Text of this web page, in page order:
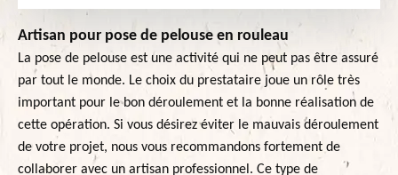
Artisan pour pose de pelouse en rouleau
La pose de pelouse est une activité qui ne peut pas être assuré
par tout le monde. Le choix du prestataire joue un rôle très
important pour le bon déroulement et la bonne réalisation de
cette opération. Si vous désirez éviter le mauvais déroulement
de votre projet, nous vous recommandons fortement de
collaborer avec un artisan professionnel. Ce type de